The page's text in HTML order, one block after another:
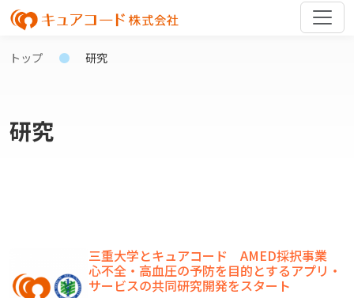
トップ 研究
研究
三重大学とキュアコード AMED採択事業
心不全・高血圧の予防を目的とするアプリ・
サービスの共同研究開発をスタート